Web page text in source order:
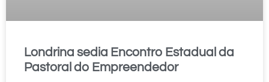
Londrina sedia Encontro Estadual da
Pastoral do Empreendedor